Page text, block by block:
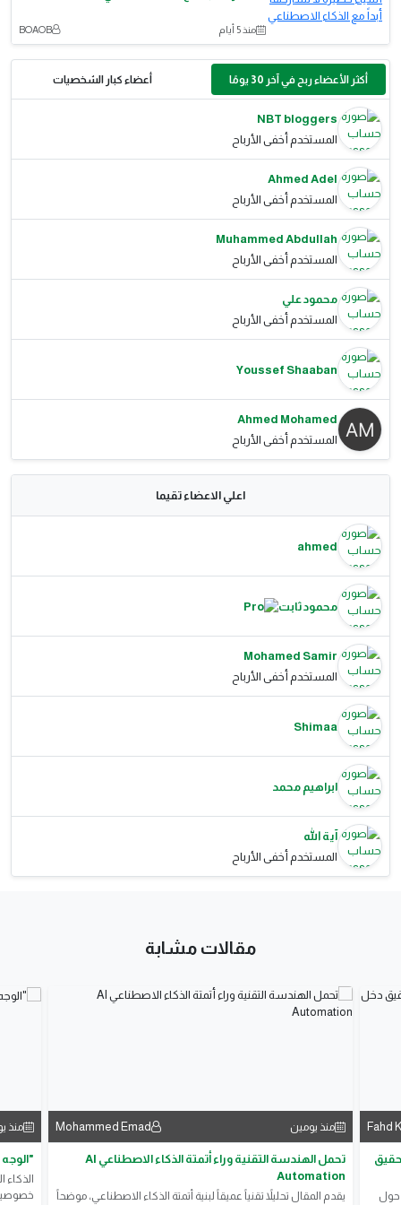
منذ 5 أيام BOAOB
أكثر الأعضاء ربح في آخر 30 يومًا أعضاء كبار الشخصيات
NBT bloggers
المستخدم أخفى الأرباح
Ahmed Adel
المستخدم أخفى الأرباح
Muhammed Abdullah
المستخدم أخفى الأرباح
محمود علي
المستخدم أخفى الأرباح
Youssef Shaaban
Ahmed Mohamed
المستخدم أخفى الأرباح
اعلي الاعضاء تقيما
ahmed
محمود ثابت
Mohamed Samir
المستخدم أخفى الأرباح
Shimaa
ابراهيم محمد
آية الله
المستخدم أخفى الأرباح
مقالات مشابة
Fahd
لتحقيق
حول
منذ يومين Mohammed Emad
تحمل الهندسة التقنية وراء أتمتة الذكاء الاصطناعي AI
Automation
يقدم المقال تحليلاً تقنياً عميقاً لبنية أتمتة الذكاء الاصطناعي، موضحاً
منذ